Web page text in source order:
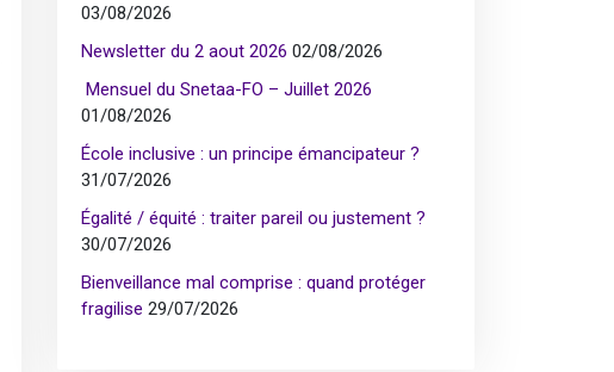
03/08/2026
Newsletter du 2 aout 2026 02/08/2026
Mensuel du Snetaa-FO – Juillet 2026
01/08/2026
École inclusive : un principe émancipateur ?
31/07/2026
Égalité / équité : traiter pareil ou justement ?
30/07/2026
Bienveillance mal comprise : quand protéger
fragilise 29/07/2026